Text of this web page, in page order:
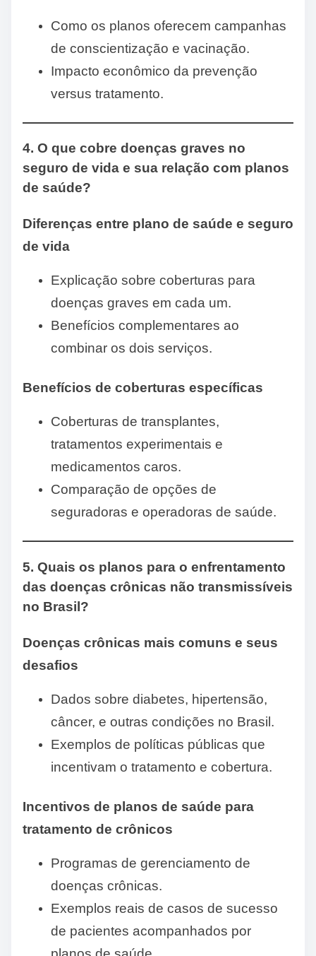
Como os planos oferecem campanhas
de conscientização e vacinação.
Impacto econômico da prevenção
versus tratamento.
4. O que cobre doenças graves no
seguro de vida e sua relação com planos
de saúde?
Diferenças entre plano de saúde e seguro
de vida
Explicação sobre coberturas para
doenças graves em cada um.
Benefícios complementares ao
combinar os dois serviços.
Benefícios de coberturas específicas
Coberturas de transplantes,
tratamentos experimentais e
medicamentos caros.
Comparação de opções de
seguradoras e operadoras de saúde.
5. Quais os planos para o enfrentamento
das doenças crônicas não transmissíveis
no Brasil?
Doenças crônicas mais comuns e seus
desafios
Dados sobre diabetes, hipertensão,
câncer, e outras condições no Brasil.
Exemplos de políticas públicas que
incentivam o tratamento e cobertura.
Incentivos de planos de saúde para
tratamento de crônicos
Programas de gerenciamento de
doenças crônicas.
Exemplos reais de casos de sucesso
de pacientes acompanhados por